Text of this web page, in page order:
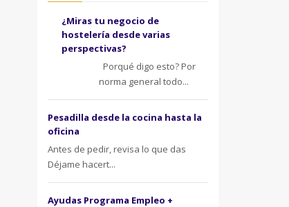
¿Miras tu negocio de
hostelería desde varias
perspectivas?
Porqué digo esto? Por
norma general todo...
Pesadilla desde la cocina hasta la
oficina
Antes de pedir, revisa lo que das
Déjame hacert...
Ayudas Programa Empleo +